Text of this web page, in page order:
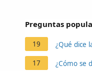
Preguntas
19 ¿Qué dice
17 ¿Cómo se